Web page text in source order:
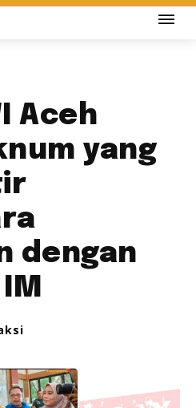
Aceh
yang
dengan